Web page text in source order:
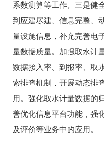
系数测算等工作。三是健
到应建尽建、信息完整、
量设施信息，补充完善电
量数据质量。加强取水计
数据接入率、到报率、取
索排查机制，开展动态排
用。强化取水计量数据的
善优化信息平台功能，强
及评价等业务中的应用。